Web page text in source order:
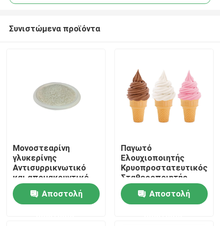
Σπίτι
Προϊόντα
Συνιστώμενα προϊόντα
Μονοστεαρίνη
γλυκερίνης
Αντισυρρικνωτικό
και απομακρυντικό
μούχλας για αφρό
EPE
Αποστολή
Παγωτό
Ελουχιοποιητής
Κρυοπροστατευτικός
Σταθεροποιητής
Αποσταγμένο
Μονογλυκερίδιο E471
China Factory
Αποστολή